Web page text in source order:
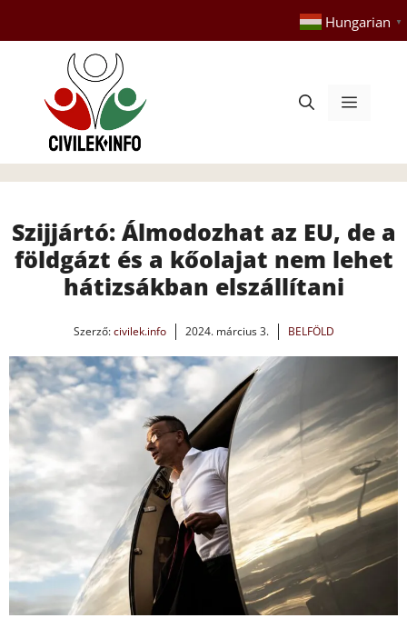
tartalomba
Hungarian ▼
Menü
Szijjártó: Álmodozhat az EU, de a
földgázt és a kőolajat nem lehet
hátizsákban elszállítani
Szerző:civilek.info 2024. március 3. BELFÖLD